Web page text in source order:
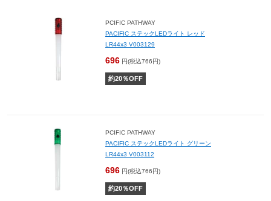
PCIFIC PATHWAY
PACIFIC ステックLEDライト レッド
LR44x3 V003129
696 円(税込766円)
約20％OFF
PCIFIC PATHWAY
PACIFIC ステックLEDライト グリーン
LR44x3 V003112
696 円(税込766円)
約20％OFF